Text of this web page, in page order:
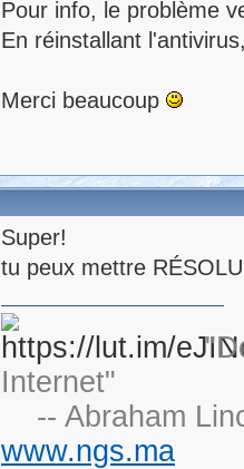
Pour info, le problème
En réinstallant
Merci beaucoup
Super!
tu peux mettre
Internet"
-- Abraham
www.ngs.ma